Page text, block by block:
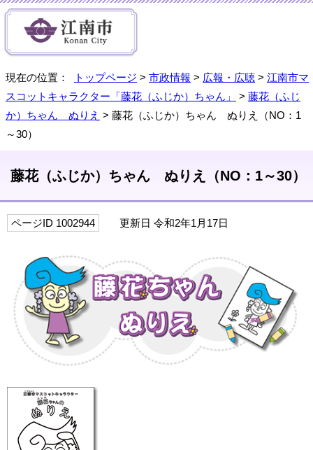
現在の位置： トップページ > 市政情報 > 広報・広聴 > 江南市マ
スコットキャラクター「藤花（ふじか）ちゃん」
> 藤花（ふじ
か）ちゃん ぬりえ > 藤花（ふじか）ちゃん ぬりえ（NO：1
～30）
藤花（ふじか）ちゃん ぬりえ（NO：1～30）
ページID 1002944 更新日 令和2年1月17日